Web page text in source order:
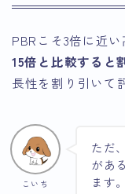
PBRこそ3倍に近い
15倍と比較すると
長性を割り引いて
こいち
ただ
があ
ます。